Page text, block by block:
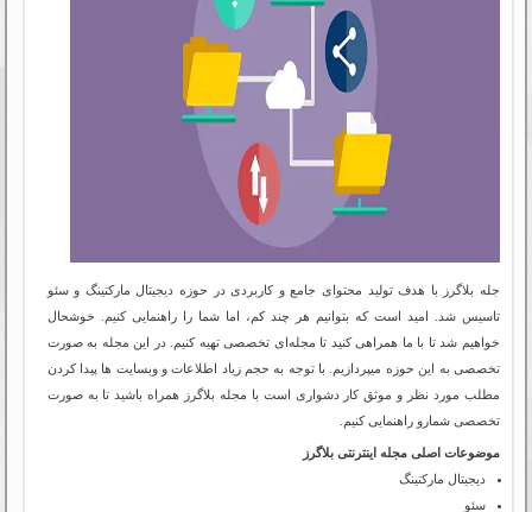
جله بلاگرز با هدف تولید محتوای جامع و کاربردی در حوزه دیجیتال مارکتینگ و سئو
تاسیس شد. امید است که بتوانیم هر چند کم، اما شما را راهنمایی کنیم. خوشحال
خواهیم شد تا با ما همراهی کنید تا مجله‌ای تخصصی تهیه کنیم. در این مجله به صورت
تخصصی به این حوزه میپردازیم. با توجه به حجم زیاد اطلاعات و وبسایت ها پیدا کردن
مطلب مورد نظر و موثق کار دشواری است با مجله بلاگرز همراه باشید تا به صورت
تخصصی شمارو راهنمایی کنیم.
موضوعات اصلی مجله اینترنتی بلاگرز
دیجیتال مارکتینگ
سئو